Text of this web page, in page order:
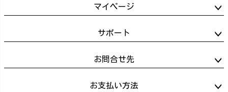
ップ
マイページ
サポート
お問合せ先
お支払い方法